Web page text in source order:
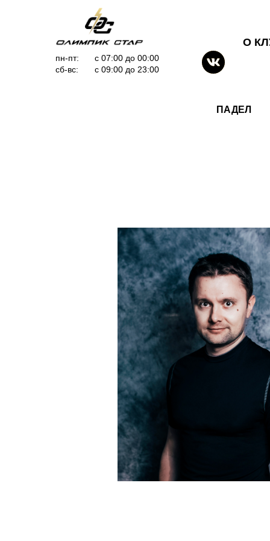
с 07:00 до 00:00
с 09:00 до 23:00
пн-пт:
сб-вс:
О
ПАДЕЛ